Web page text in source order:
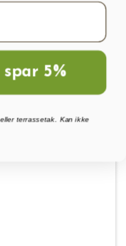
5%
terrassetak. Kan ikke